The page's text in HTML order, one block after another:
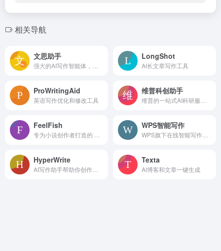
相关导航
文思助手 LongShot
AI长文章写作工具
ProWritingAid
英语写作优化和修改工具
维普科创助手
FeelFish WPS智能写作
HyperWrite Texta
AI博客和文章一键生成